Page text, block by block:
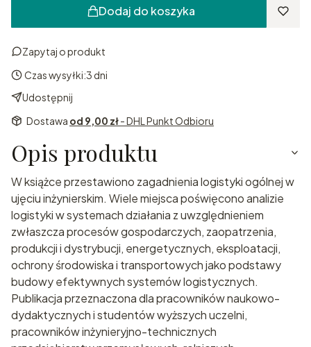
Dodaj do koszyka
Zapytaj o produkt
Czas wysyłki:3 dni
Udostępnij
Dostawa od 9,00 zł- DHL Punkt Odbioru
Opis produktu
W książce przestawiono zagadnienia logistyki ogólnej w
ujęciu inżynierskim. Wiele miejsca poświęcono analizie
logistyki w systemach działania z uwzględnieniem
zwłaszcza procesów gospodarczych, zaopatrzenia,
produkcji i dystrybucji, energetycznych, eksploatacji,
ochrony środowiska i transportowych jako podstawy
budowy efektywnych systemów logistycznych.
Publikacja przeznaczona dla pracowników naukowo-
dydaktycznych i studentów wyższych uczelni,
pracowników inżynieryjno-technicznych